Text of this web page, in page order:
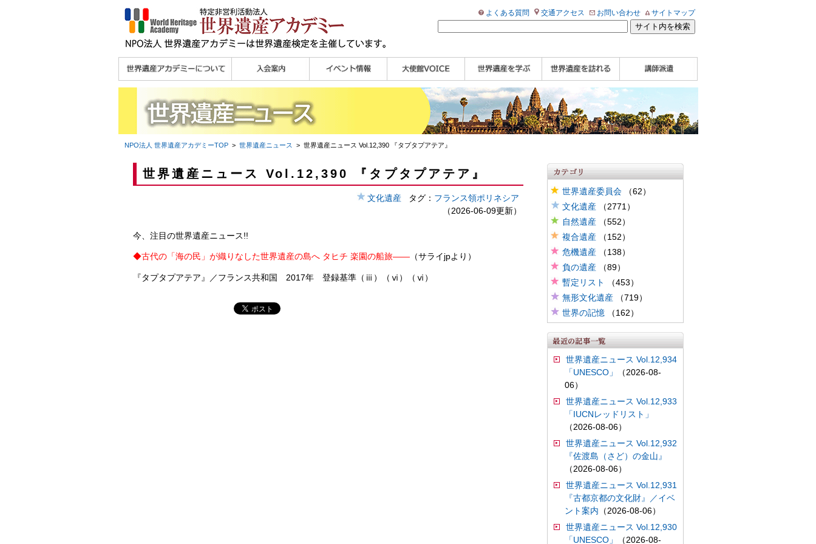
よくある質問 交通アクセス お問い合わせ サイトマップ
理念
メッセージ
主な活動内容
沿革
組織図・役員
研究員紹介 >>
宮澤 光 MIYAZAWA, Hikaru
研究員によるメディ
ア協力など
法人会員・協賛団体
／公認団体
メディア協力／プレ
スリリース
個人会員
法人会員
会報誌サンプル
会員限定ページ 講演会
大使館セミナー
展示会
講座・セミナー
ツアー情報
イベントレポート 研究員ブログ
マイスターのささや
き
WHAフォトギャラリ
ー
世界遺産応援ブログ
世界遺産検定公式
HP
学習アシスト動画
世界遺産ナビ
【pamon】
WHA認定講師について
WHA認定講師 紹介
動画
WHA認定講師 紹介
記事（会報誌）
自治体・民間団体関
係者の方へ
企業関係者の方へ
学校・教育関係者の
方へ
NPO法人 世界遺産アカデミーTOP> 世界遺産ニュース > 世界遺産ニュース Vol.12,390 『タプタプアテア』
世界遺産ニュース Vol.12,390 『タプタプアテア』
文化遺産タグ： フランス領ポリネシア
（2026-06-09更新）
今、注目の世界遺産ニュース!!
◆古代の「海の民」が織りなした世界遺産の島へ タヒチ 楽園の船旅――（サライjpより）
『タプタプアテア』／フランス共和国 2017年 登録基準（ⅲ）（ⅵ）（ⅵ）
世界遺産委員会（62）
文化遺産（2771）
自然遺産（552）
複合遺産（152）
危機遺産（138）
負の遺産（89）
暫定リスト
（453）
無形文化遺産（719）
世界の記憶（162）
世界遺産ニュース Vol.12,934
「UNESCO」
（2026-08-
06）
世界遺産ニュース Vol.12,933
「IUCNレッドリスト」
（2026-08-06）
世界遺産ニュース Vol.12,932
『佐渡島（さど）の金山』
（2026-08-06）
世界遺産ニュース Vol.12,931
『古都京都の文化財』／イベ
ント案内 （2026-08-06）
世界遺産ニュース Vol.12,930
「UNESCO」
（2026-08-